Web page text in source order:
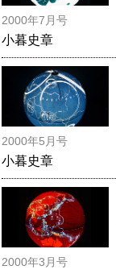
2000年7月号
小暮史章
2000年5月号
小暮史章
2000年3月号